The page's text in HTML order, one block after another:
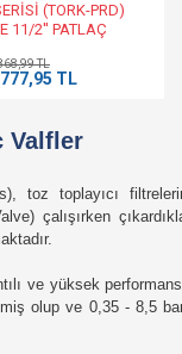
(TORK-PRD)
11/2'' PATLAÇ
VALF,REKORLU
TL
TL
Valfler
toz toplayıcı
çalışırken
ve yüksek
olup ve 0,35 - 8,5